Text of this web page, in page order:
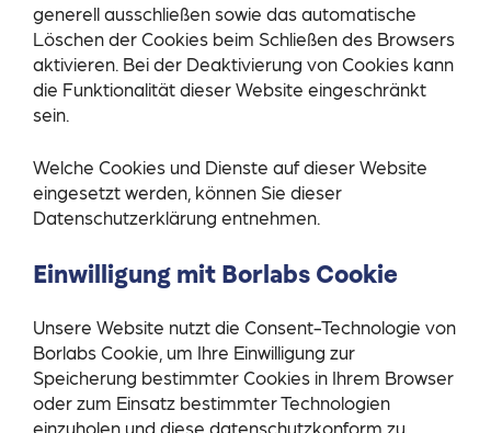
generell ausschließen sowie das automatische
Löschen der Cookies beim Schließen des Browsers
aktivieren. Bei der Deaktivierung von Cookies kann
die Funktionalität dieser Website eingeschränkt
sein.
Welche Cookies und Dienste auf dieser Website
eingesetzt werden, können Sie dieser
Datenschutzerklärung entnehmen.
Einwilligung mit Borlabs Cookie
Unsere Website nutzt die Consent-Technologie von
Borlabs Cookie, um Ihre Einwilligung zur
Speicherung bestimmter Cookies in Ihrem Browser
oder zum Einsatz bestimmter Technologien
einzuholen und diese datenschutzkonform zu